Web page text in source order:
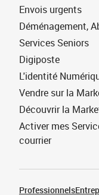
Envois urgents
Déménagement,
Services Seniors
Digiposte
L'identité
Vendre sur la
Découvrir la
Activer mes
courrier
Professionnels